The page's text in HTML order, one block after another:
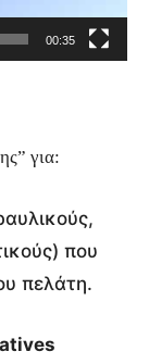
00:35
για:
που
πελάτη.